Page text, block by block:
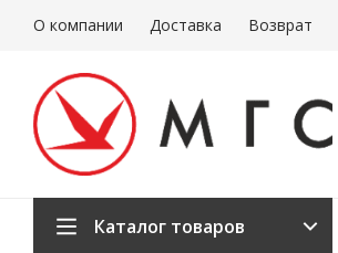
О компании Доставка Возврат
Каталог товаров